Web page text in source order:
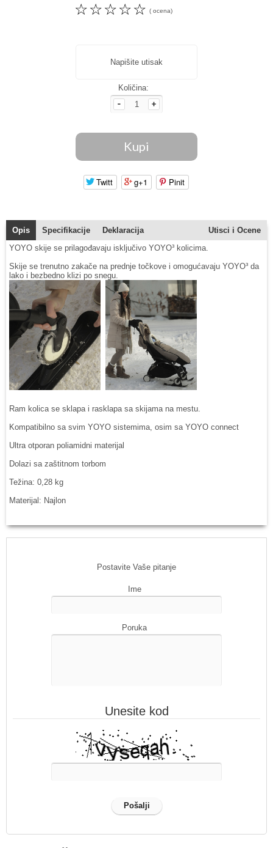
☆
☆
☆
☆
☆ ( ocena)
Napišite utisak
Količina:
Twitt g+1 Pinit
Opis Specifikacije Deklaracija
Utisci i Ocene
YOYO skije se prilagođavaju isključivo YOYO³ kolicima.
Skije se trenutno zakače na prednje točkove i omogućavaju YOYO³ da
lako i bezbedno klizi po snegu.
Ram kolica se sklapa i rasklapa sa skijama na mestu.
Kompatibilno sa svim YOYO sistemima, osim sa YOYO connect
Ultra otporan poliamidni materijal
Dolazi sa zaštitnom torbom
Težina: 0,28 kg
Materijal: Najlon
Postavite Vaše pitanje
Ime
Poruka
Unesite kod